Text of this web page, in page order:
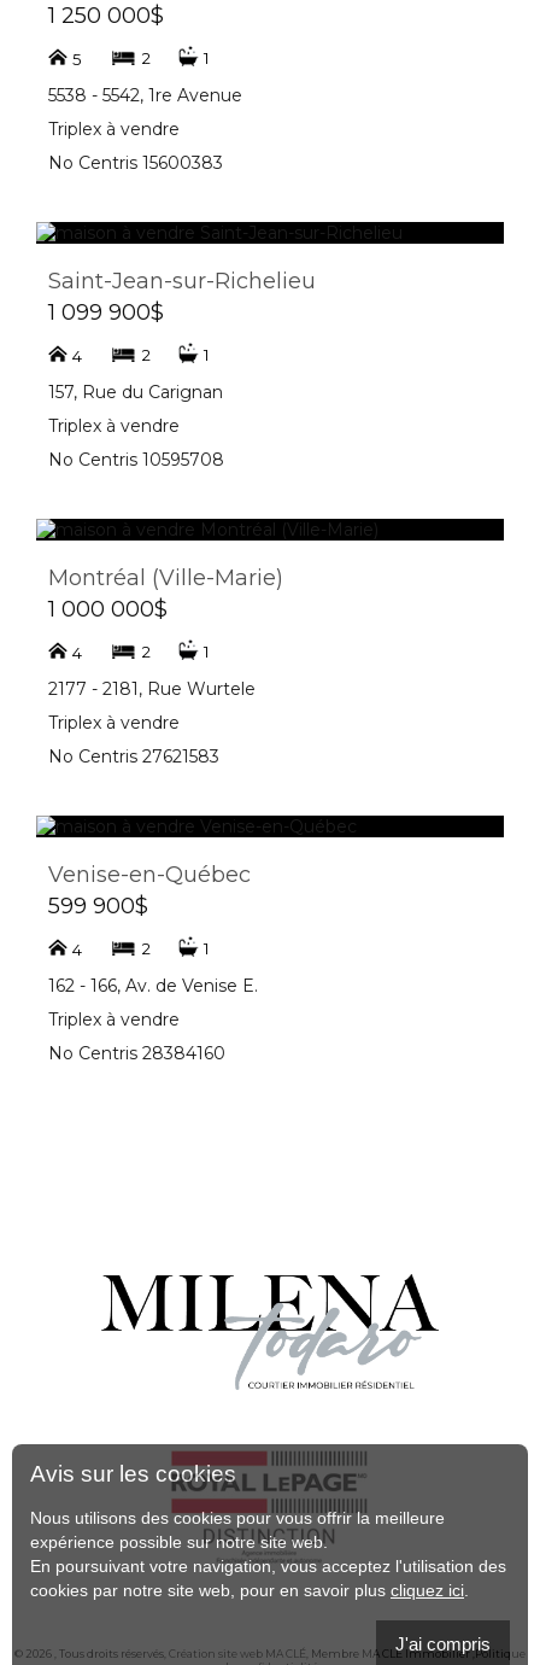
1 250 000$
5 2 1
5538 - 5542, 1re Avenue
Triplex à vendre
No Centris 15600383
Saint-Jean-sur-Richelieu
1 099 900$
4 2 1
157, Rue du Carignan
Triplex à vendre
No Centris 10595708
Montréal (Ville-Marie)
1 000 000$
4 2 1
2177 - 2181, Rue Wurtele
Triplex à vendre
No Centris 27621583
Venise-en-Québec
599 900$
4 2 1
162 - 166, Av. de Venise E.
Triplex à vendre
No Centris 28384160
© 2026 , Tous droits réservés, Création site web MA CLÉ , Membre MA CLÉ Immobilier,Politique
Avis sur les cookies
Nous utilisons des cookies pour vous offrir la meilleure
expérience possible sur notre site web.
En poursuivant votre navigation, vous acceptez l'utilisation des
cookies par notre site web, pour en savoir plus cliquez ici
J'ai compris